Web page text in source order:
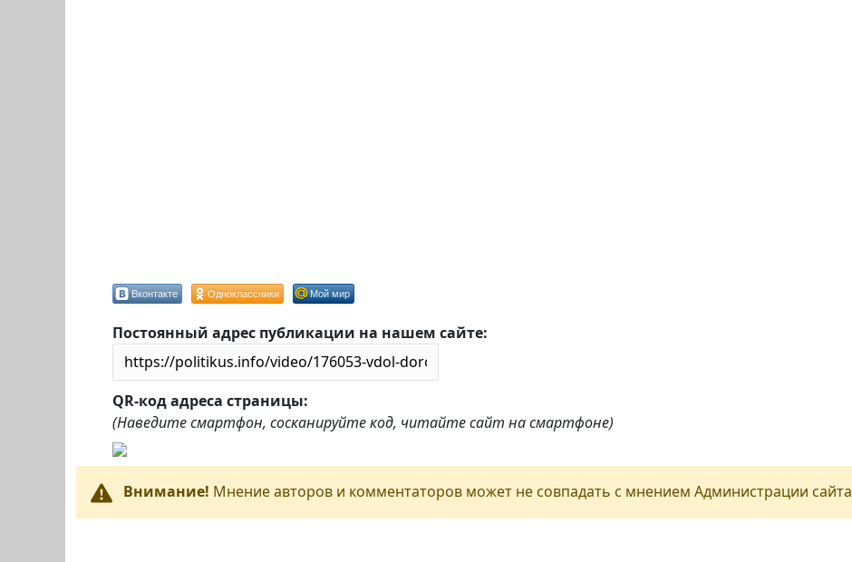
Вконтакте Одноклассники Мой мир
Постоянный адрес публикации на нашем сайте:
QR-код адреса страницы:
(Наведите смартфон, сосканируйте код, читайте сайт на смартфоне)
Внимание! Мнение авторов и комментаторов может не совпадать с мнением Администрации сайта